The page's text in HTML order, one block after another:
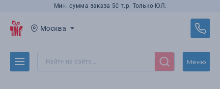
Мин. сумма заказа 50 т.р. Только ЮЛ.
Москва
Меню